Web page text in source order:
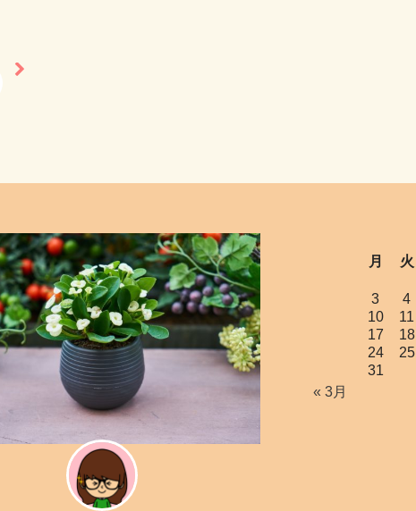
月
火
3
4
10
11
17
18
24
25
31
« 3月